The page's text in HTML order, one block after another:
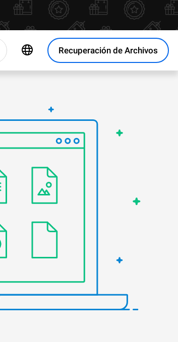
Recuperación de Archivos